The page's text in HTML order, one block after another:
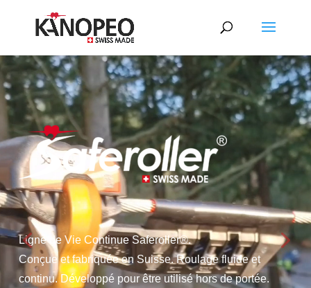
Ligne de Vie Continue Saferoller®.
Conçue et fabriquée en Suisse. Roulage fluide et
continu. Développé pour être utilisé hors de portée.
Video
Player